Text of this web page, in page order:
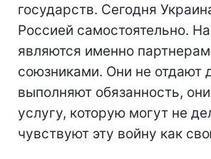
государств. Сегодня
Россией самостоятельно.
являются именно
союзниками. Они не отдают
выполняют обязанность,
услугу, которую могут не
чувствуют эту войну как